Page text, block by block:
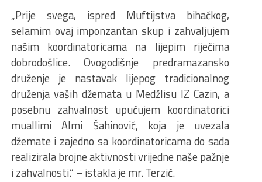
„Prije svega, ispred Muftijstva bihaćkog,
selamim ovaj imponzantan skup i zahvaljujem
našim koordinatoricama na lijepim riječima
dobrodošlice. Ovogodišnje predramazansko
druženje je nastavak lijepog tradicionalnog
druženja vaših džemata u Medžlisu IZ Cazin, a
posebnu zahvalnost upućujem koordinatorici
muallimi Almi Šahinović, koja je uvezala
džemate i zajedno sa koordinatoricama do sada
realizirala brojne aktivnosti vrijedne naše pažnje
i zahvalnosti.“ – istakla je mr. Terzić.